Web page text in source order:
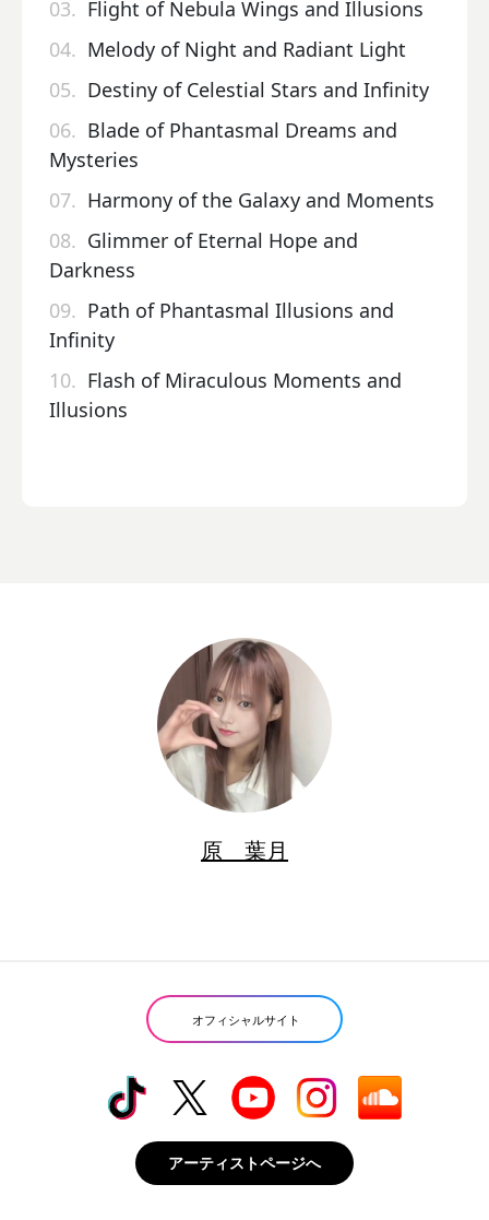
03. Flight of Nebula Wings and Illusions
04. Melody of Night and Radiant Light
05. Destiny of Celestial Stars and Infinity
06. Blade of Phantasmal Dreams and
Mysteries
07. Harmony of the Galaxy and Moments
08. Glimmer of Eternal Hope and
Darkness
09. Path of Phantasmal Illusions and
Infinity
10. Flash of Miraculous Moments and
Illusions
原 葉月
オフィシャルサイト
アーティストページへ